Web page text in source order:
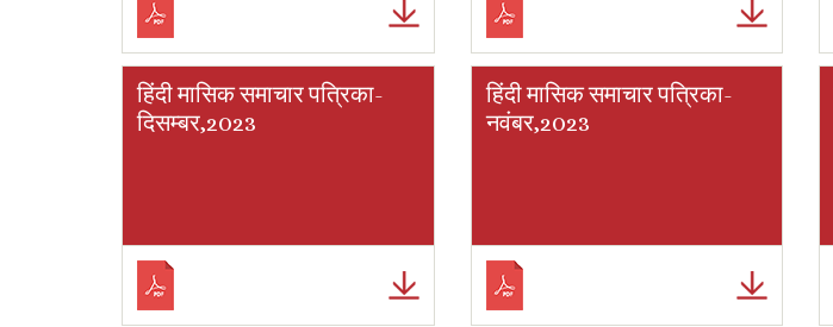
हिंदी मासिक समाचार पत्रिका-
दिसम्बर,2023
हिंदी मासिक समाचार पत्रिका-
नवंबर,2023